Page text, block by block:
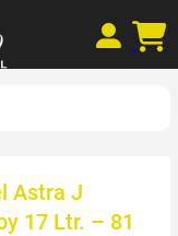
Astra J
17 Ltr. – 81